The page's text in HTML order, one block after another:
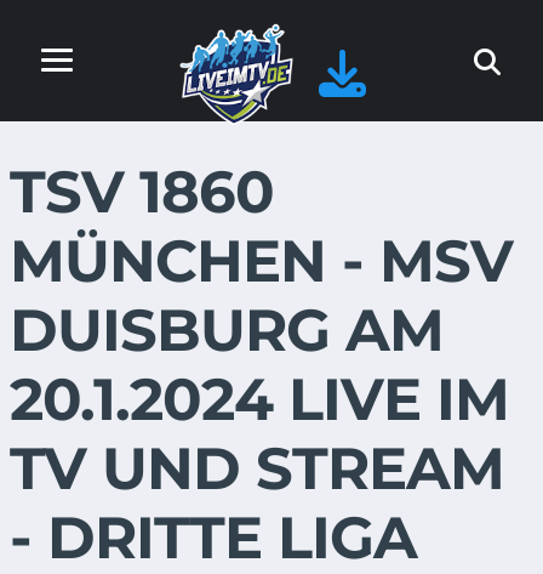
TSV 1860
MÜNCHEN - MSV
DUISBURG AM
20.1.2024 LIVE IM
TV UND STREAM
- DRITTE LIGA